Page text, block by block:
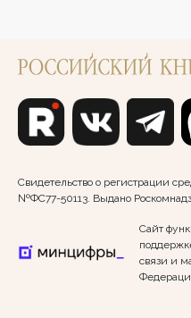
Свидетельство о регистрации
№ФС77-50113. Выдано
Сайт
связи и